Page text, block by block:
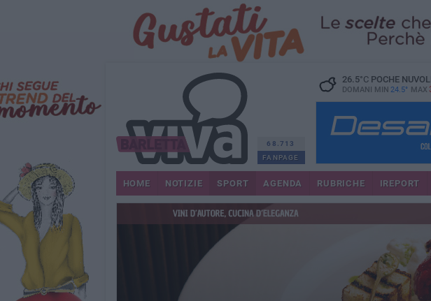
68.713
FANPAGE
26.5°CPOCHE
DOMANI MIN 24.5° MAX
HOME NOTIZIE SPORT AGENDA RUBRICHE IREPORT